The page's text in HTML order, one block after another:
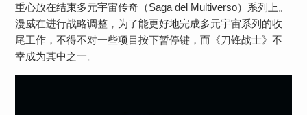
重心放在结束多元宇宙传奇（Saga del Multiverso）系列上。
漫威在进行战略调整，为了能更好地完成多元宇宙系列的收
尾工作，不得不对一些项目按下暂停键，而《刀锋战士》不
幸成为其中之一。